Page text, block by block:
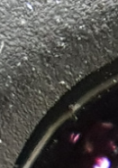
NW750